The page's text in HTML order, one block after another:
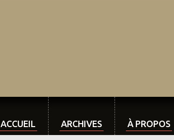
ACCUEIL ARCHIVES À PROPOS